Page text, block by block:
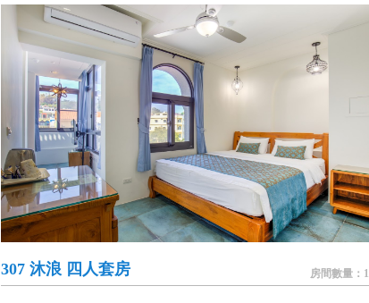
307 沐浪 四人套房 房間數量：